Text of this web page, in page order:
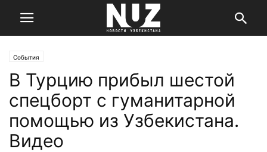
События
В Турцию прибыл шестой
спецборт с гуманитарной
помощью из Узбекистана.
Видео